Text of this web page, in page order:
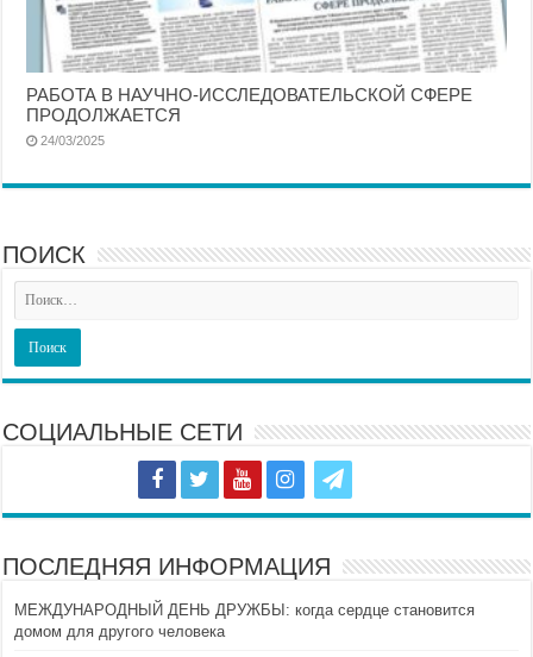
РАБОТА В НАУЧНО-ИССЛЕДОВАТЕЛЬСКОЙ СФЕРЕ
ПРОДОЛЖАЕТСЯ
24/03/2025
ПОИСК
СОЦИАЛЬНЫЕ СЕТИ
ПОСЛЕДНЯЯ ИНФОРМАЦИЯ
МЕЖДУНАРОДНЫЙ ДЕНЬ ДРУЖБЫ: когда сердце становится
домом для другого человека